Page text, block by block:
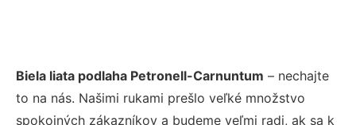
Biela liata podlaha Petronell-Carnuntum – nechajte
to na nás. Našimi rukami prešlo veľké množstvo
spokojných zákazníkov a budeme veľmi radi, ak sa k